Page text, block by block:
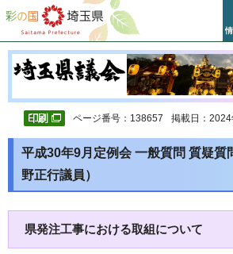
彩の国 埼玉県
ページ番号：138657 掲載日：2024
平成30年9月定例会 一般質問 質疑質
野正行議員）
県発注工事における取組について